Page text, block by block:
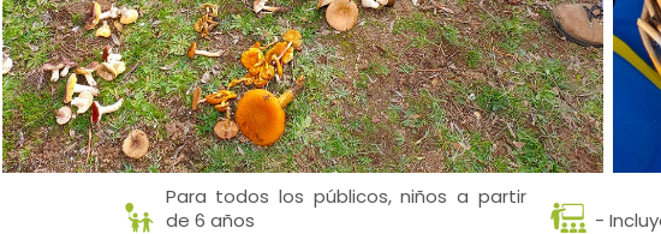
Para todos los públicos, niños a partir
de 6 años
-